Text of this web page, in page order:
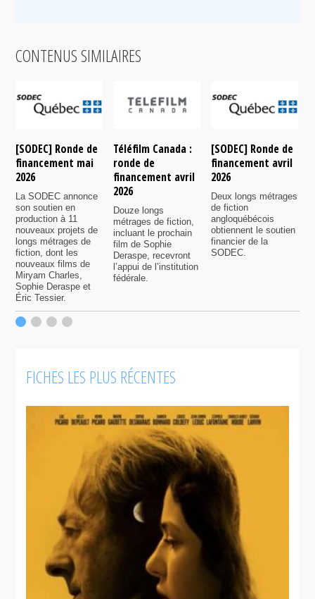
CONTENUS SIMILAIRES
[SODEC] Ronde de
financement mai
2026
La SODEC annonce
son soutien en
production à 11
nouveaux projets de
longs métrages de
fiction, dont les
nouveaux films de
Miryam Charles,
Sophie Deraspe et
Éric Tessier.
Téléfilm Canada :
ronde de
financement avril
2026
Douze longs
métrages de fiction,
incluant le prochain
film de Sophie
Deraspe, recevront
l’appui de l’institution
fédérale.
[SODEC] Ronde de
financement avril
2026
Deux longs métrages
de fiction
angloquébécois
obtiennent le soutien
financier de la
SODEC.
FICHES LES PLUS RÉCENTES